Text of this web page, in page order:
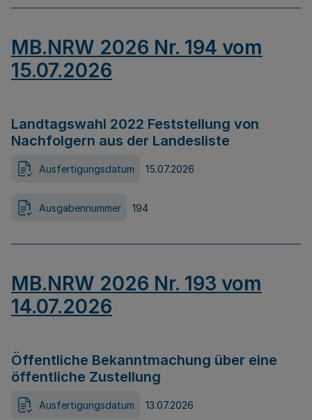
MB.NRW 2026 Nr. 194 vom
15.07.2026
Landtagswahl 2022 Feststellung von
Nachfolgern aus der Landesliste
Ausfertigungsdatum 15.07.2026
Ausgabennummer 194
MB.NRW 2026 Nr. 193 vom
14.07.2026
Öffentliche Bekanntmachung über eine
öffentliche Zustellung
Ausfertigungsdatum 13.07.2026